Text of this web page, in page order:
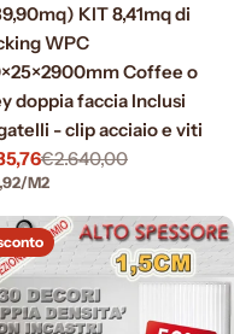
KIT 8,41mq di
WPC
Coffee o
doppia faccia Inclusi
- clip acciaio e viti
€2.640,00
/PER
M2